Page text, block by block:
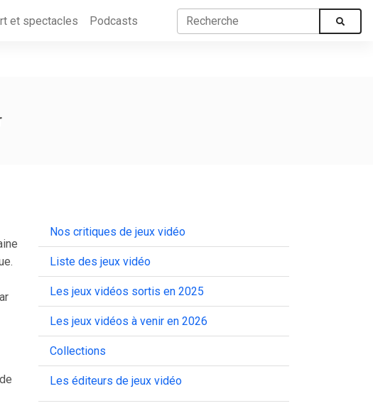
et spectacles Podcasts
Nos critiques de jeux vidéo
Liste des jeux vidéo
Les jeux vidéos sortis en 2025
Les jeux vidéos à venir en 2026
Collections
Les éditeurs de jeux vidéo